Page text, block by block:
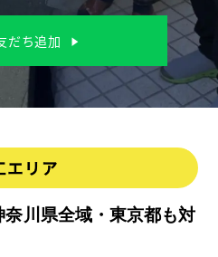
川県全域・東京都も対